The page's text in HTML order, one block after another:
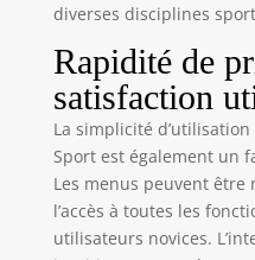
diverses disciplines
Rapidité de
satisfaction
La simplicité d’utilisation
Sport est également un
Les menus peuvent
l’accès à toutes les
utilisateurs novices.